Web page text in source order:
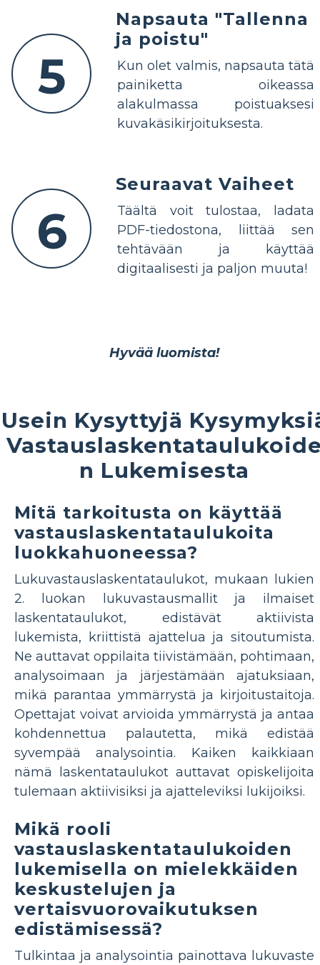
5
Napsauta "Tallenna
ja poistu"
Kun olet valmis, napsauta tätä
painiketta oikeassa
alakulmassa poistuaksesi
kuvakäsikirjoituksesta.
6
Seuraavat Vaiheet
Täältä voit tulostaa, ladata
PDF-tiedostona, liittää sen
tehtävään ja käyttää
digitaalisesti ja paljon muuta!
Hyvää luomista!
Usein Kysyttyjä
n Lukemisesta
Mitä tarkoitusta on käyttää
vastauslaskentataulukoita
luokkahuoneessa?
Lukuvastauslaskentataulukot, mukaan lukien
2. luokan lukuvastausmallit ja ilmaiset
laskentataulukot, edistävät aktiivista
lukemista, kriittistä ajattelua ja sitoutumista.
Ne auttavat oppilaita tiivistämään, pohtimaan,
analysoimaan ja järjestämään ajatuksiaan,
mikä parantaa ymmärrystä ja kirjoitustaitoja.
Opettajat voivat arvioida ymmärrystä ja antaa
kohdennettua palautetta, mikä edistää
syvempää analysointia. Kaiken kaikkiaan
nämä laskentataulukot auttavat opiskelijoita
tulemaan aktiivisiksi ja ajatteleviksi lukijoiksi.
Mikä rooli
vastauslaskentataulukoiden
lukemisella on mielekkäiden
keskustelujen ja
vertaisvuorovaikutuksen
edistämisessä?
Tulkintaa ja analysointia painottava lukuvaste